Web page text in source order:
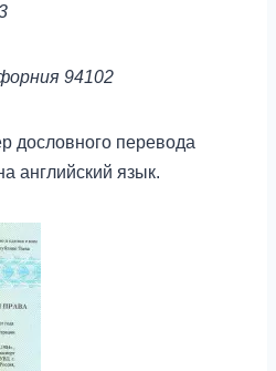
94102
дословного перевода
английский язык.